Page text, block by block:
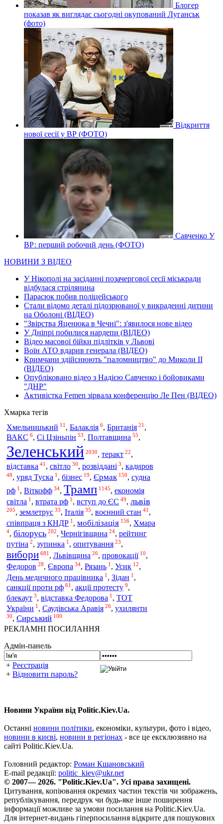
Блогер
показав як виглядає сьогодні окупований Луганськ
(фото)
Відкриття
нової сесії у ВР (ФОТО)
Савченко У
ВР: перший робочий день (ФОТО)
НОВИНИ З ВІДЕО
У Нікополі на засіданні позачергової сесії міськради
відбулася стрілянина
Парасюк побив поліцейського
Стали відомо деталі підозрюваної у викраденні дитини
на Оболоні (ВІДЕО)
"Звірства Яценюка в Чечні": з'явилося нове відео
У Дніпрі побилися нардепи (ВІДЕО)
Відео масової бійки підлітків у Львові
Воїн АТО вдарив генерала (ВІДЕО)
Кримчани здійснюють "паломництво" до Миколи ІІ
(ВІДЕО)
Опубліковано відео з Надією Савченко і бойовиками
"ДНР"
Активістка Femen зірвала конференцію Ле Пен (ВІДЕО)
Хмарка тегів
Хмельницький 11 , Балаклія 6, Британія 21 ,
ВАКС 6, Сі Цзіньпін 53, Полтавщина 55,
Зеленський 2030, теракт 22,
відставка 41 , світло 30, розвіддані 3, кадиров
48, уряд Туска 1 , бізнес 19, Єрмак 150, судна
рф 1 , Віткофф 34, Трамп 1145, економія
світла 1 , втрата рф 1 , вступ до ЄС 49, львів
205, землетрус 33, Італія 35, воєнний стан 41 ,
співпраця з КНДР 1 , мобілізація 156, Хмара
4, білорусь 202, Чернігівщина 24, рейтинг
путіна 2, зупинка 1 , опитування 23,
вибори 681 , Львівщина 26, провокації 10,
Федоров 28, Європа 34, Рязань 1, Усик 12,
День медичного працівника 1 , Зідан 1 ,
санкції проти рф 61 , акції протесту 9,
блекаут 3, відставка Федорова 1, ТОТ
України 1 , Саудівська Аравія 26, ухилянти
30, Сирський 100
РЕКЛАМНІ ПОСИЛАННЯ
Адмін-панель
+ Реєстрація
+ Відновити пароль?
Новини України від Politic.Kiev.Ua.
Останні новини політики, економіки, культури, фото і відео,
новини в києві, новини в регіонах - все це ексклюзивно на
сайті Politic.Kiev.Ua.
Головний редактор: Роман Кшановський
E-mail редакції: politic_kiev@ukr.net
© 2007— 2026. "Politic.Kiev.Ua". Усі права захищені.
Цитування, копіювання окремих частин текстів чи зображень,
републікування, передрук чи будь-яке інше поширення
інформації можливе за умови посилання на Politic.Kiev.Ua.
Для інтернет-видань гіперпосилання відкрите для пошукових